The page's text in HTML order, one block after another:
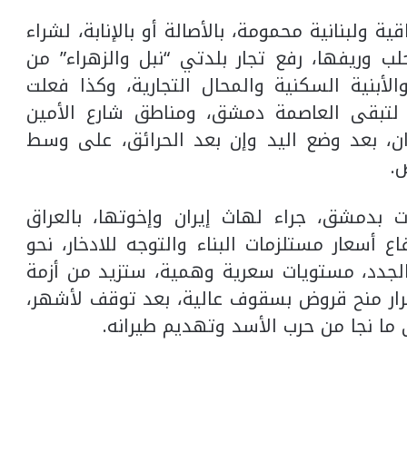
محمومة، بالأصالة أو بالإنابة، لشراء
وريفها، رفع تجار بلدتي “نبل والزهراء” من
السكنية والمحال التجارية، وكذا فعلت
لتبقى العاصمة دمشق، ومناطق شارع الأمين
بعد وضع اليد وإن بعد الحرائق، على وسط
جراء لهاث إيران وإخوتها، بالعراق
أسعار مستلزمات البناء والتوجه للادخار، نحو
مستويات سعرية وهمية، ستزيد من أزمة
منح قروض بسقوف عالية، بعد توقف لأشهر،
ما نجا من حرب الأسد وتهديم طيرانه.